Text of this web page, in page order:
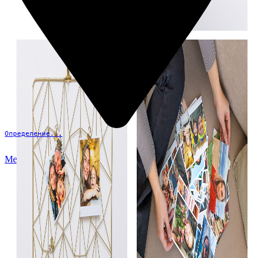
Определение...
Меню